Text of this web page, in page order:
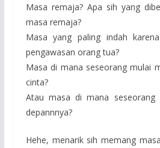
Masa remaja? Apa sih yang
masa remaja?
Masa yang paling indah
pengawasan orang tua?
Masa di mana seseorang mulai
cinta?
Atau masa di mana seseorang
depannnya?
Hehe, menarik sih memang